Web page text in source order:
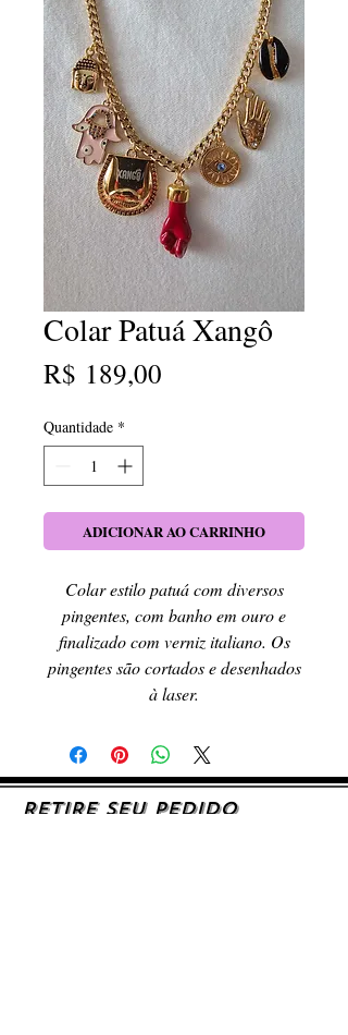
Colar Patuá Xangô
R$ 189,00
Quantidade *
ADICIONAR AO CARRINHO
Colar estilo patuá com diversos
pingentes, com banho em ouro e
finalizado com verniz italiano. Os
pingentes são cortados e desenhados
à laser.
RETIRE SEU PEDIDO